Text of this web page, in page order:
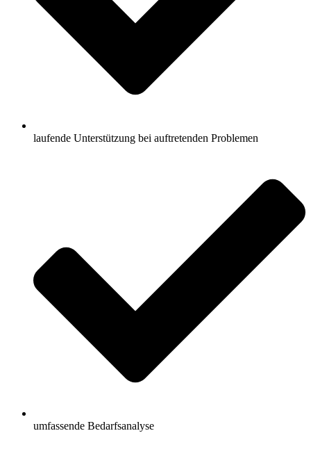
laufende Unterstützung bei auftretenden Problemen
umfassende Bedarfsanalyse